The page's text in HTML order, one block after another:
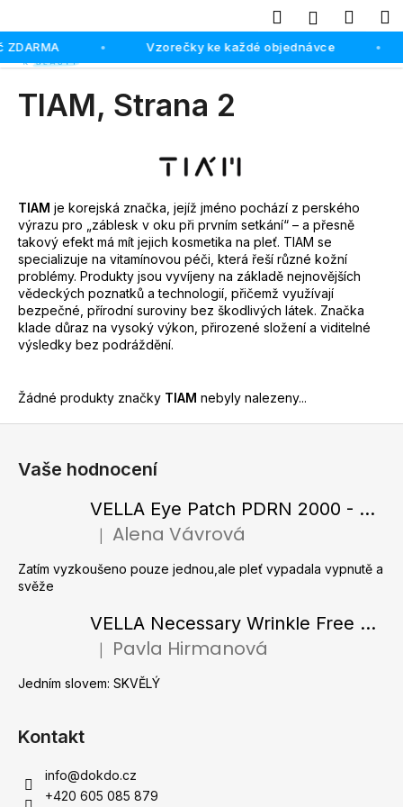
• Vzorečky ke každé objednávce •
Přejít
na
obsah
HledatPřihlášení
košík
TIAM, Strana 2
TIAM je korejská značka, jejíž jméno pochází z perského
výrazu pro „záblesk v oku při prvním setkání“ – a přesně
takový efekt má mít jejich kosmetika na pleť. TIAM se
specializuje na vitamínovou péči, která řeší různé kožní
problémy. Produkty jsou vyvíjeny na základě nejnovějších
vědeckých poznatků a technologií, přičemž využívají
bezpečné, přírodní suroviny bez škodlivých látek. Značka
klade důraz na vysoký výkon, přirozené složení a viditelné
výsledky bez podráždění.
Žádné produkty značky TIAM nebyly nalezeny...
o
š
Zpět
Zpět
C
o
ř
e
b
u
j
e
t
n
a
í
D
p
u
Vaše hodnocení
VELLA Eye Patch PDRN 2000 - Tající hydrogelové náplasti pod oči s PDRN 72 g / 60 ks
Hodnocení produktu je 5 z 5 hvězdiček.
Alena Vávrová
Zatím vyzkoušeno pouze jednou,ale pleť vypadala vypnutě a
svěže
VELLA Necessary Wrinkle Free Ampoule - Protivrásková ampule s kolagenovými vlákny a zlatým práškem 50 ml
Hodnocení produktu je 5 z 5 hvězdiček.
Pavla Hirmanová
Jedním slovem: SKVĚLÝ
Kontakt
info@dokdo.cz
+420 605 085 879